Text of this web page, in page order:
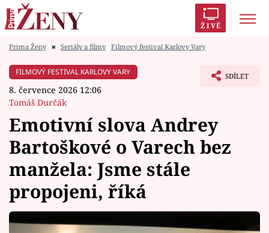
ŽIVĚ
Módní alarm
Zrádci Proměny
Témata
Celebrity
Vztahy
Prima Ženy ■ Seriály a filmy Filmový festival Karlovy Vary
FILMOVÝ FESTIVAL KARLOVY VARY
8. července 2026 12:06
Tomáš Durčák
SDÍLET
Emotivní slova Andrey
Bartoškové o Varech bez
manžela: Jsme stále
propojeni, říká